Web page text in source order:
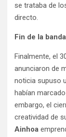
se trataba de
directo.
Fin de la
Finalmente, el
anunciaron de
noticia supuso
habían
embargo, el
creatividad de
Ainhoa